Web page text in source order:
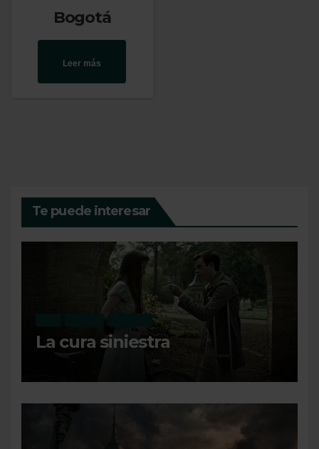
Bogotá
Leer más
Te puede interesar
La cura siniestra